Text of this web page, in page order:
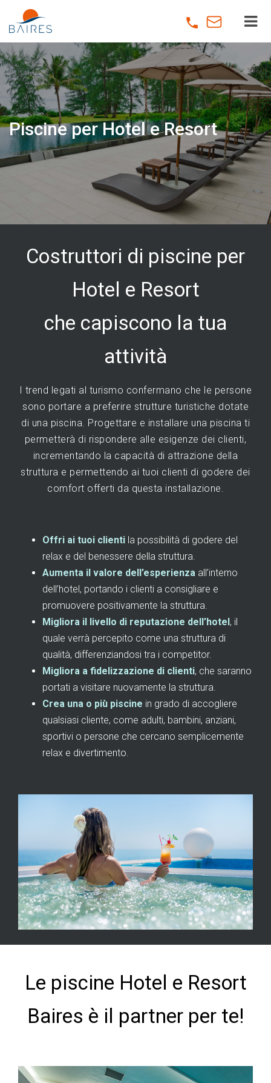
main
content
Piscine per Hotel e Resort
Costruttori di piscine per
Hotel e Resort
che capiscono la tua
attività
I trend legati al turismo confermano che le persone
sono portare a preferire strutture turistiche dotate
di una piscina. Progettare e installare una piscina ti
permetterà di rispondere alle esigenze dei clienti,
incrementando la capacità di attrazione della
struttura e permettendo ai tuoi clienti di godere dei
comfort offerti da questa installazione.
Offri ai tuoi clienti la possibilità di godere del
relax e del benessere della struttura.
Aumenta il valore dell’esperienza all’interno
dell’hotel, portando i clienti a consigliare e
promuovere positivamente la struttura.
Migliora il livello di reputazione dell’hotel, il
quale verrà percepito come una struttura di
qualità, differenziandosi tra i competitor.
Migliora a fidelizzazione di clienti, che saranno
portati a visitare nuovamente la struttura.
Crea una o più piscine in grado di accogliere
qualsiasi cliente, come adulti, bambini, anziani,
sportivi o persone che cercano semplicemente
relax e divertimento.
Le piscine Hotel e Resort
Baires è il partner per te!